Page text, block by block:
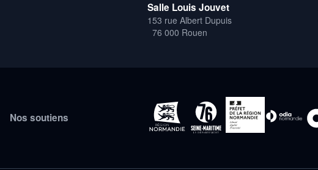
Salle Louis Jouvet
153 rue Albert Dupuis
76 000 Rouen
Nos soutiens